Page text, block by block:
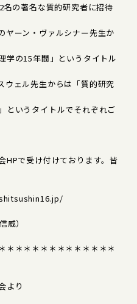
の著名な質的研究者に招待
ヤーン・ヴァルシナー先生か
学の15年間」というタイトル
ウェル先生からは「質的研究
というタイトルでそれぞれご
HPで受け付けております。皆
威）
＊＊＊＊＊＊＊＊＊＊＊＊＊
より